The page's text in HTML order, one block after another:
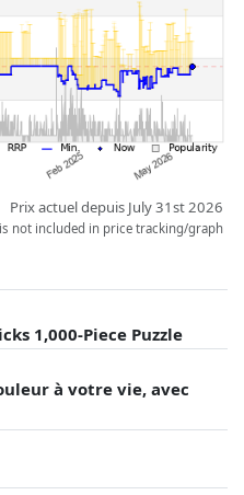
influencer l'ordre.
Prix actuel depuis July 31st 2026
not included in price tracking/graph
1,000-Piece Puzzle
à votre vie, avec